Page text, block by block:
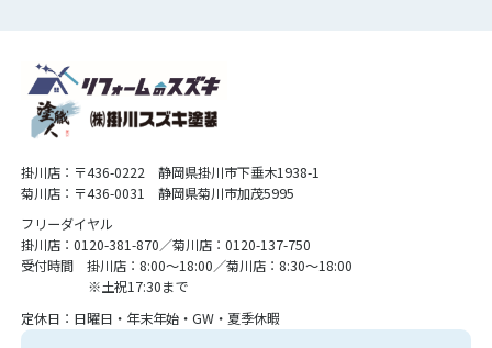
掛川店：〒436-0222 静岡県掛川市下垂木1938-1
菊川店：〒436-0031 静岡県菊川市加茂5995
フリーダイヤル
掛川店：0120-381-870／菊川店：0120-137-750
受付時間 掛川店：8:00〜18:00／菊川店：8:30〜18:00
※土祝17:30まで
定休日：日曜日・年末年始・GW・夏季休暇